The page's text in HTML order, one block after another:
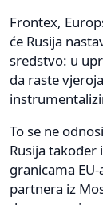
Frontex,
će Rusija
sredstvo: u
da raste
To se ne
Rusija također
granicama
partnera iz